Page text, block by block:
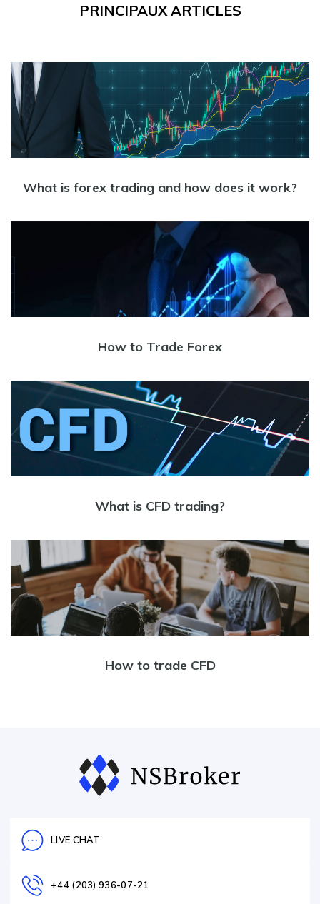
PRINCIPAUX ARTICLES
What is forex trading and how does it work?
How to Trade Forex
What is CFD trading?
How to trade CFD
LIVE CHAT
+44 (203) 936-07-21